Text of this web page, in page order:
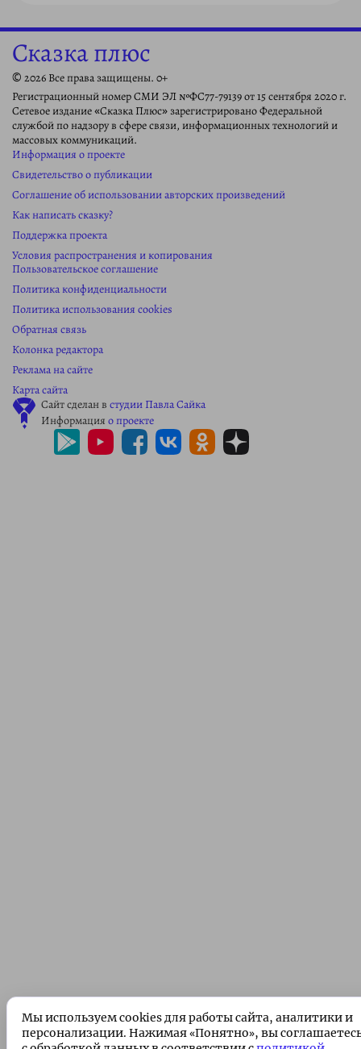
Сказка плюс
© 2026 Все права защищены. 0+
Регистрационный номер СМИ ЭЛ №ФС77-79139 от 15 сентября 2020 г.
Сетевое издание «Сказка Плюс» зарегистрировано Федеральной
службой по надзору в сфере связи, информационных технологий и
массовых коммуникаций.
Информация о проекте
Свидетельство о публикации
Соглашение об использовании авторских произведений
Как написать сказку?
Поддержка проекта
Условия распространения и копирования
Пользовательское соглашение
Политика конфиденциальности
Политика использования cookies
Обратная связь
Колонка редактора
Реклама на сайте
Карта сайта
Сайт сделан в студии Павла Сайка
Информация о проекте
Мы используем cookies для работы сайта, аналитики и
персонализации. Нажимая «Понятно», вы